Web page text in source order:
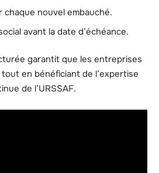
chaque nouvel embauché.
avant la date d’échéance.
garantit que les entreprises
en bénéficiant de l’expertise
de l’URSSAF.